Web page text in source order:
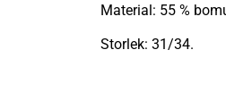
Material: 55 %
Storlek: 31/34.